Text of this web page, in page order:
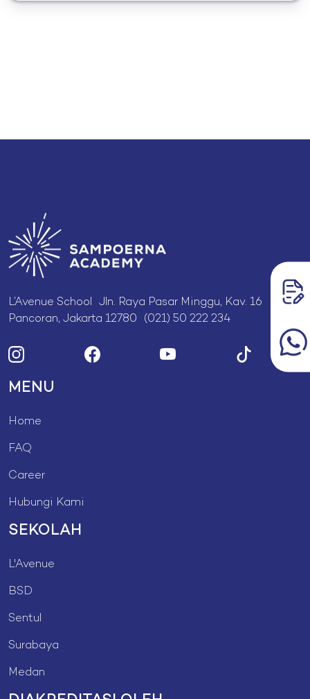
L’Avenue School Jln. Raya Pasar Minggu, Kav. 16
Pancoran, Jakarta 12780 (021) 50 222 234
MENU
Home
FAQ
Career
Hubungi Kami
SEKOLAH
L'Avenue
BSD
Sentul
Surabaya
Medan